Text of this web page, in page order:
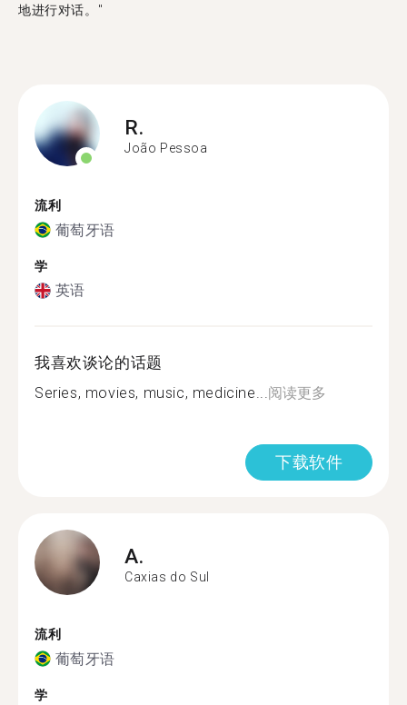
地进行对话。"
R.
João Pessoa
流利
葡萄牙语
学
英语
我喜欢谈论的话题
Series, movies, music, medicine...阅读更多
下载软件
A.
Caxias do Sul
流利
葡萄牙语
学